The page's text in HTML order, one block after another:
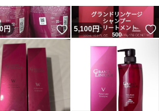
！
円 いいね！
5,100円